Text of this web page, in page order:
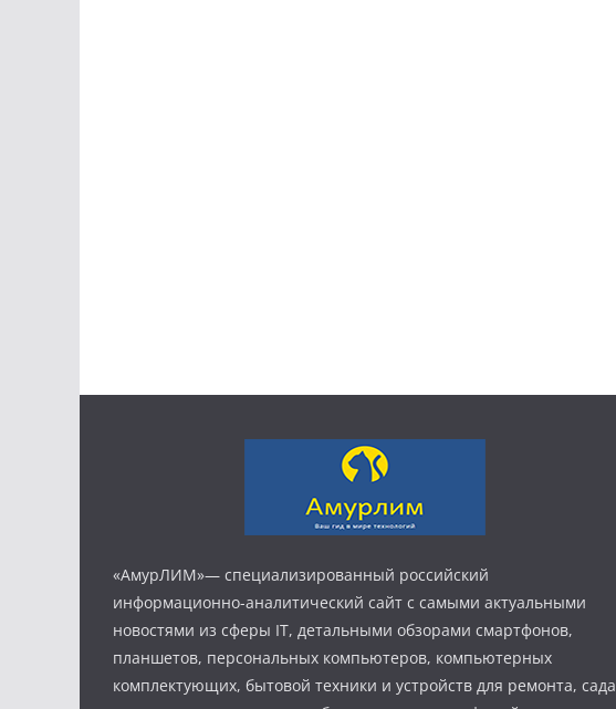
«АмурЛИМ»— специализированный российский
информационно-аналитический сайт с самыми актуальными
новостями из сферы IT, детальными обзорами смартфонов,
планшетов, персональных компьютеров, компьютерных
комплектующих, бытовой техники и устройств для ремонта, сада